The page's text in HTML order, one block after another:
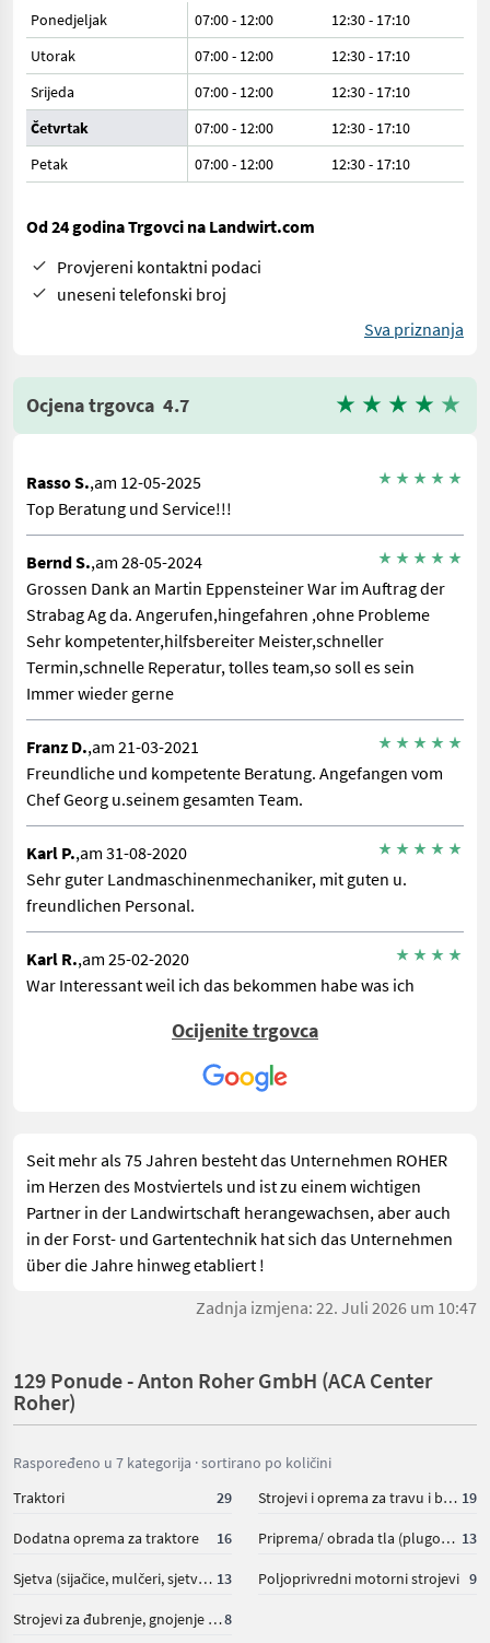
Ponedjeljak 07:00 - 12:00
12:30 - 17:10
Utorak
07:00 - 12:00
12:30 - 17:10
Srijeda
07:00 - 12:00
12:30 - 17:10
Četvrtak
07:00 - 12:00
12:30 - 17:10
Petak
07:00 - 12:00 12:30 - 17:10
Od 24 godina Trgovci na Landwirt.com
Provjereni kontaktni podaci
uneseni telefonski broj
Sva priznanja
Ocjena trgovca 4.7
Rasso S.,am 12-05-2025
Top Beratung und Service!!!
Bernd S.,am 28-05-2024
Grossen Dank an Martin Eppensteiner War im Auftrag der
Strabag Ag da. Angerufen,hingefahren ,ohne Probleme
Sehr kompetenter,hilfsbereiter Meister,schneller
Termin,schnelle Reperatur, tolles team,so soll es sein
Immer wieder gerne
Franz D.,am 21-03-2021
Freundliche und kompetente Beratung. Angefangen vom
Chef Georg u.seinem gesamten Team.
Karl P.,am 31-08-2020
Sehr guter Landmaschinenmechaniker, mit guten u.
freundlichen Personal.
Karl R.,am 25-02-2020
War Interessant weil ich das bekommen habe was ich
Ocijenite trgovca
Seit mehr als 75 Jahren besteht das Unternehmen ROHER
im Herzen des Mostviertels und ist zu einem wichtigen
Partner in der Landwirtschaft herangewachsen, aber auch
in der Forst- und Gartentechnik hat sich das Unternehmen
über die Jahre hinweg etabliert !
Zadnja izmjena: 22. Juli 2026 um 10:47
129 Ponude - Anton Roher GmbH (ACA Center
Roher)
Raspoređeno u 7 kategorija · sortirano po količini
Traktori
29 Strojevi i oprema za travu i baliranje 19
Dodatna oprema za traktore 16 Priprema/ obrada tla (plugovi, kultivatori, tanjurače i dr.) 13
Sjetva (sijačice, mulčeri, sjetvospremači i dr) 13 Poljoprivredni motorni strojevi 9
Strojevi za đubrenje, gnojenje i navodnjavanje8